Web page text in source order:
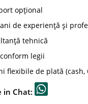
opțional
de experiență și
tehnică
legii
flexibile de plată (cash,
in Chat: